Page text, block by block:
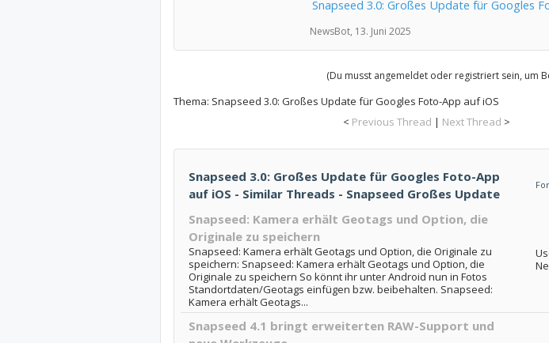
Snapseed 3.0: Großes Update für Googles
NewsBot, 13. Juni 2025
(Du musst angemeldet oder registriert sein, um
Thema: Snapseed 3.0: Großes Update für Googles Foto-App auf iOS
< Previous Thread | Next Thread >
Snapseed 3.0: Großes Update für Googles Foto-App
auf iOS - Similar Threads - Snapseed Großes Update
Snapseed: Kamera erhält Geotags und Option, die
Originale zu speichern
Snapseed: Kamera erhält Geotags und Option, die Originale zu
speichern: Snapseed: Kamera erhält Geotags und Option, die
Originale zu speichern So könnt ihr unter Android nun in Fotos
Standortdaten/Geotags einfügen bzw. beibehalten. Snapseed:
Kamera erhält Geotags...
Snapseed 4.1 bringt erweiterten RAW-Support und